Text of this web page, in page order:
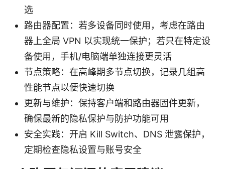
选
路由器配置：若多设备同时使用，考虑在路由
器上全局 VPN 以实现统一保护；若只在特定设
备使用，手机/电脑端单独连接更灵活
节点策略：在高峰期多节点切换，记录几组高
性能节点以便快速切换
更新与维护：保持客户端和路由器固件更新，
确保最新的隐私保护与防护功能可用
安全实践：开启 Kill Switch、DNS 泄露保护，
定期检查隐私设置与账号安全